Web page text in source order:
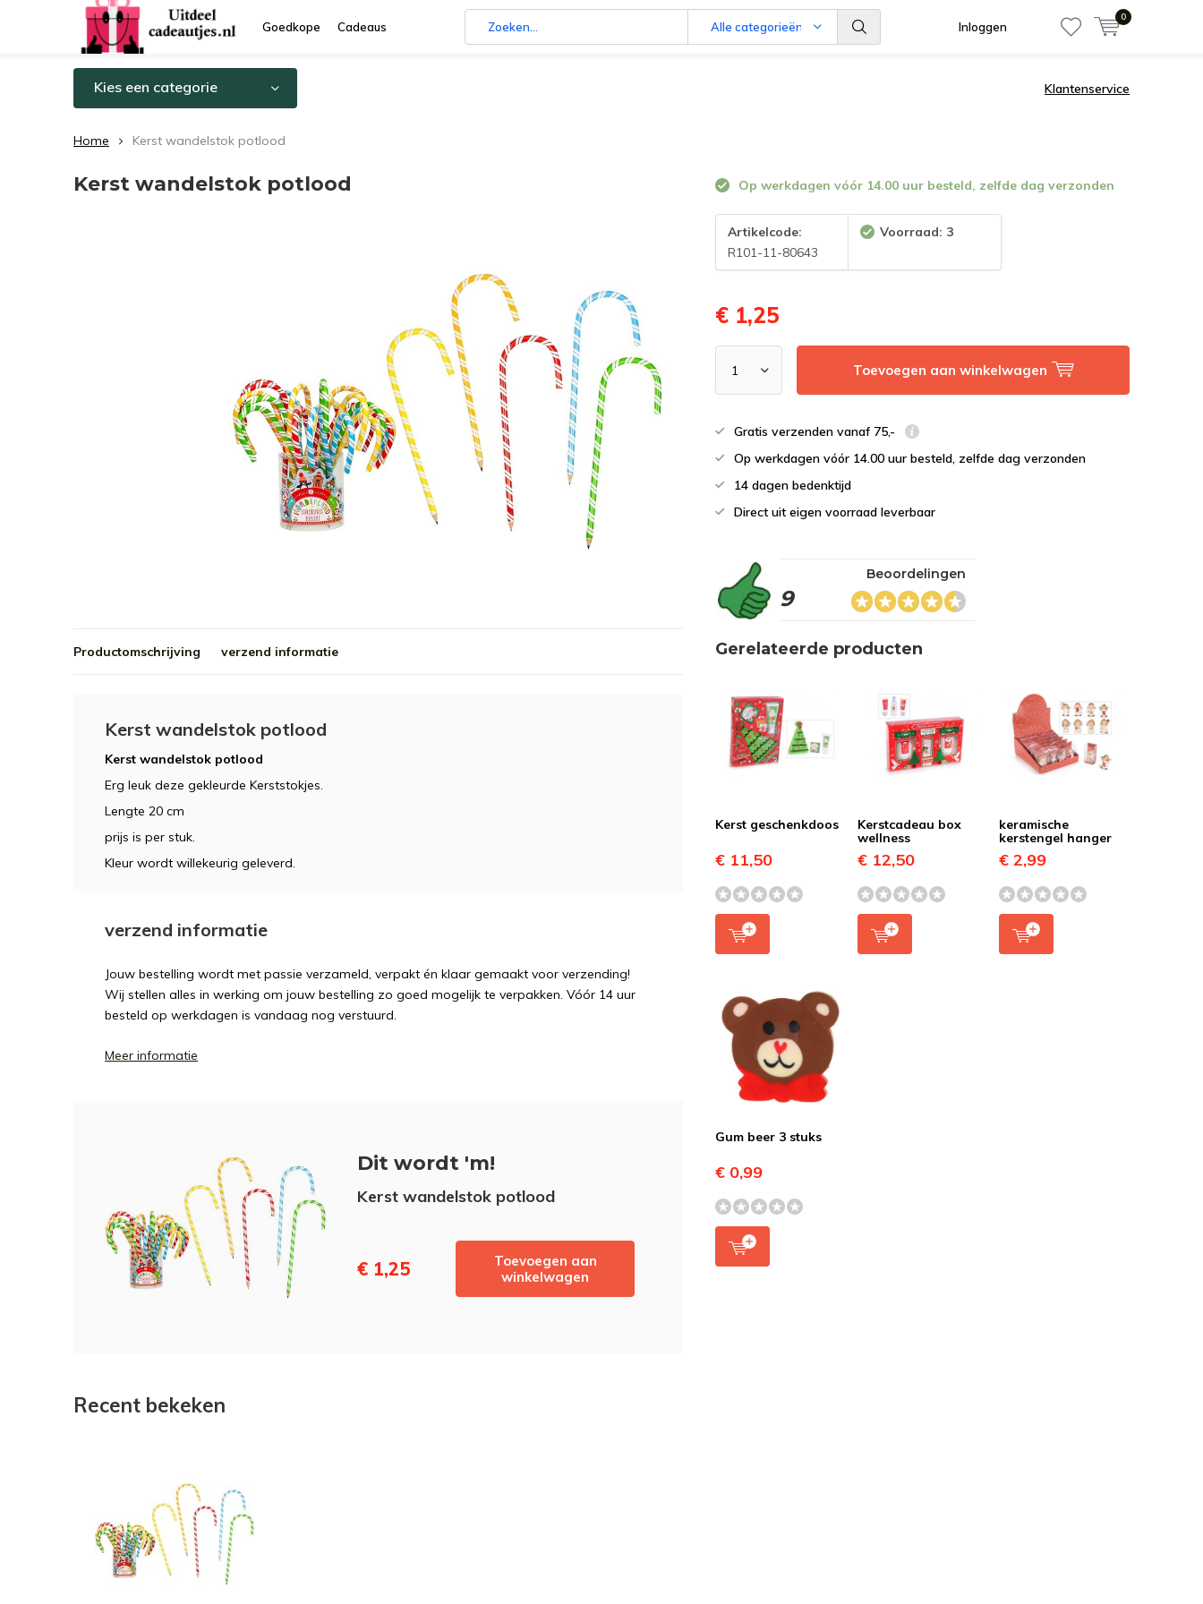
Goedkope Cadeaus Alle categorieën Inloggen
0
Kies een categorie Klantenservice
Home Kerst wandelstok potlood
Kerst wandelstok potlood Op werkdagen vóór 14.00 uur besteld, zelfde dag verzonden
Artikelcode:
R101-11-80643
Voorraad: 3
€ 1,25
Toevoegen aan winkelwagen
Gratis verzenden vanaf 75,-
Op werkdagen vóór 14.00 uur besteld, zelfde dag verzonden
14 dagen bedenktijd
Direct uit eigen voorraad leverbaar
9
Beoordelingen
Productomschrijving verzend informatie
Kerst wandelstok potlood
Kerst wandelstok potlood
Erg leuk deze gekleurde Kerststokjes.
Lengte 20 cm
prijs is per stuk.
Kleur wordt willekeurig geleverd.
verzend informatie
Jouw bestelling wordt met passie verzameld, verpakt én klaar gemaakt voor verzending!
Wij stellen alles in werking om jouw bestelling zo goed mogelijk te verpakken. Vóór 14 uur
besteld op werkdagen is vandaag nog verstuurd.
Meer informatie
Dit wordt 'm!
Kerst wandelstok potlood
€ 1,25
Toevoegen aan
winkelwagen
Gerelateerde producten
Kerst geschenkdoos
€ 11,50
Kerstcadeau box
wellness
€ 12,50
keramische
kerstengel hanger
€ 2,99
Gum beer 3 stuks
€ 0,99
Recent bekeken